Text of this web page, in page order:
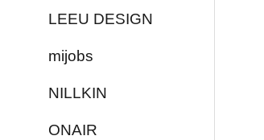
LEEU DESIGN
mijobs
NILLKIN
ONAIR